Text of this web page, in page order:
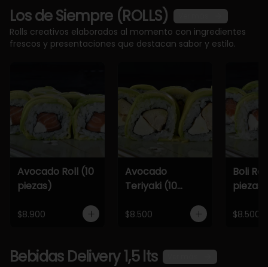
Los de Siempre (ROLLS)
Rolls creativos elaborados al momento con ingredientes
frescos y presentaciones que destacan sabor y estilo.
Avocado Roll (10
piezas)
$8.900
Avocado
Teriyaki (10
$8.500
Boli
piezas)
$8.500
Bebidas Delivery 1,5 lts